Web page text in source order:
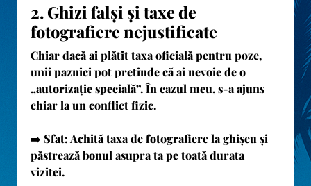
2. Ghizi falși și taxe de
fotografiere nejustificate
Chiar dacă ai plătit taxa oficială pentru poze,
unii paznici pot pretinde că ai nevoie de o
„autorizație specială”. În cazul meu, s-a ajuns
chiar la un conflict fizic.
➡️ Sfat:Achită taxa de fotografiere la ghișeu și
păstrează bonul asupra tape toată durata
vizitei.